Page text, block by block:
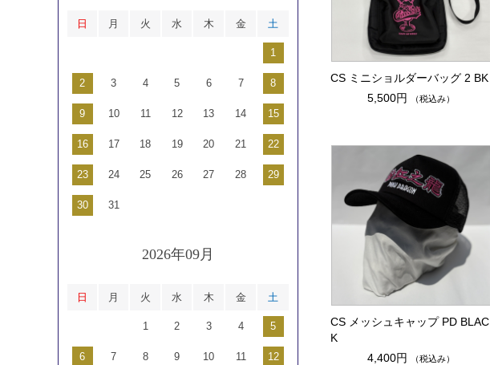
CS ミニショルダーバッグ 2 BK
5,500円
（税込み）
CS メッシュキャップ PD BLAC
K
4,400円
（税込み）
日 月 火 水 木 金 土
1
2 3 4 5 6 7 8
9 10 11 12 13 14 15
16 17 18 19 20 21 22
23 24 25 26 27 28 29
30 31
2026年09月
日 月 火 水 木 金 土
1 2 3 4 5
6 7 8 9 10 11 12